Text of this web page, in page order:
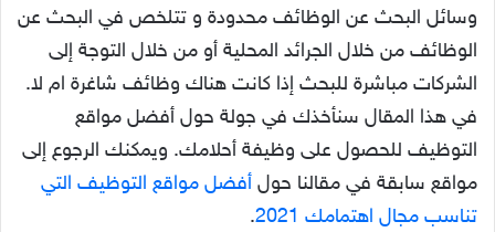
وسائل البحث عن الوظائف محدودة و تتلخص في البحث عن
الوظائف من خلال الجرائد المحلية أو من خلال التوجة إلى
الشركات مباشرة للبحث إذا كانت هناك وظائف شاغرة ام لا.
في هذا المقال سنأخذك في جولة حول أفضل مواقع
التوظيف للحصول على وظيفة أحلامك. ويمكنك الرجوع إلى
مواقع سابقة في مقالنا حول أفضل مواقع التوظيف التي
تناسب مجال اهتمامك 2021
.